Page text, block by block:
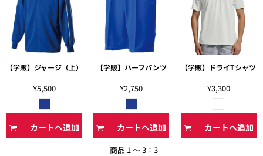
【学販】ジャージ（上）
¥5,500
カートへ追加
【学販】ハーフパンツ
¥2,750
カートへ追加
【学販】ドライTシャツ
¥3,300
カートへ追加
商品 1 ～ 3：3